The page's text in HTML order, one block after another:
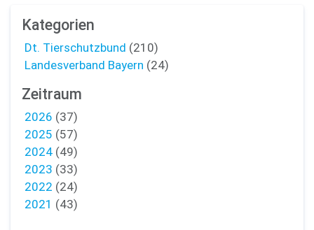
Kategorien
Dt. Tierschutzbund (210)
Landesverband Bayern (24)
Zeitraum
2026 (37)
2025 (57)
2024 (49)
2023 (33)
2022 (24)
2021 (43)